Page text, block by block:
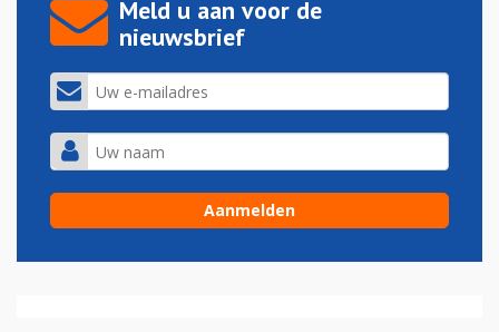
Meld u aan voor de
nieuwsbrief